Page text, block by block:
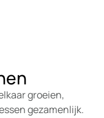
groeien,
gezamenlijk.